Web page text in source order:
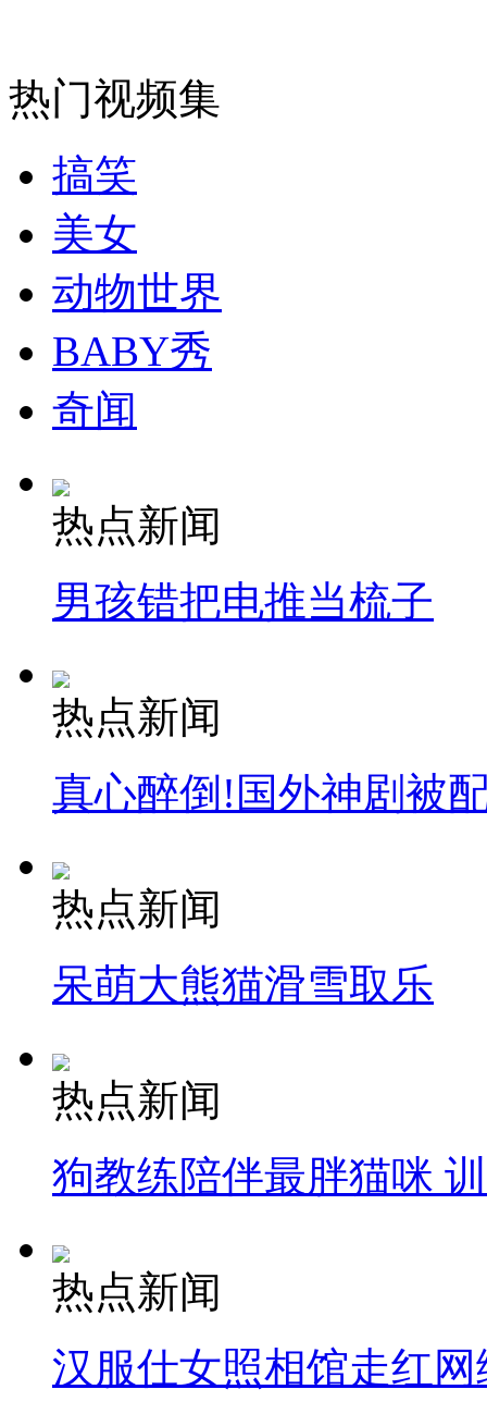
走！跟着总书记去植树
消防员救轻生者
司机酒驾遇交警 急速倒车逃窜
热门视频集
搞笑
美女
动物世界
BABY秀
奇闻
热点新闻
男孩错把电推当梳子
热点新闻
真心醉倒!国外神剧被
热点新闻
呆萌大熊猫滑雪取乐
热点新闻
狗教练陪伴最胖猫咪
热点新闻
汉服仕女照相馆走红网